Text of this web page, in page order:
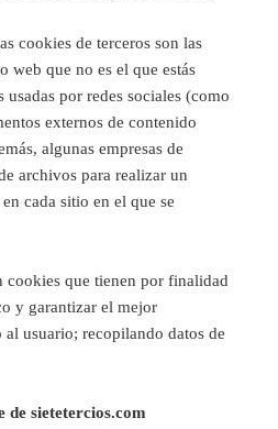
cookies de terceros son las
web que no es el que estás
por redes sociales (como
externos de contenido
algunas empresas de
archivos para realizar un
cada sitio en el que se
cookies que tienen por finalidad
y garantizar el mejor
usuario; recopilando datos de
de sietetercios.com